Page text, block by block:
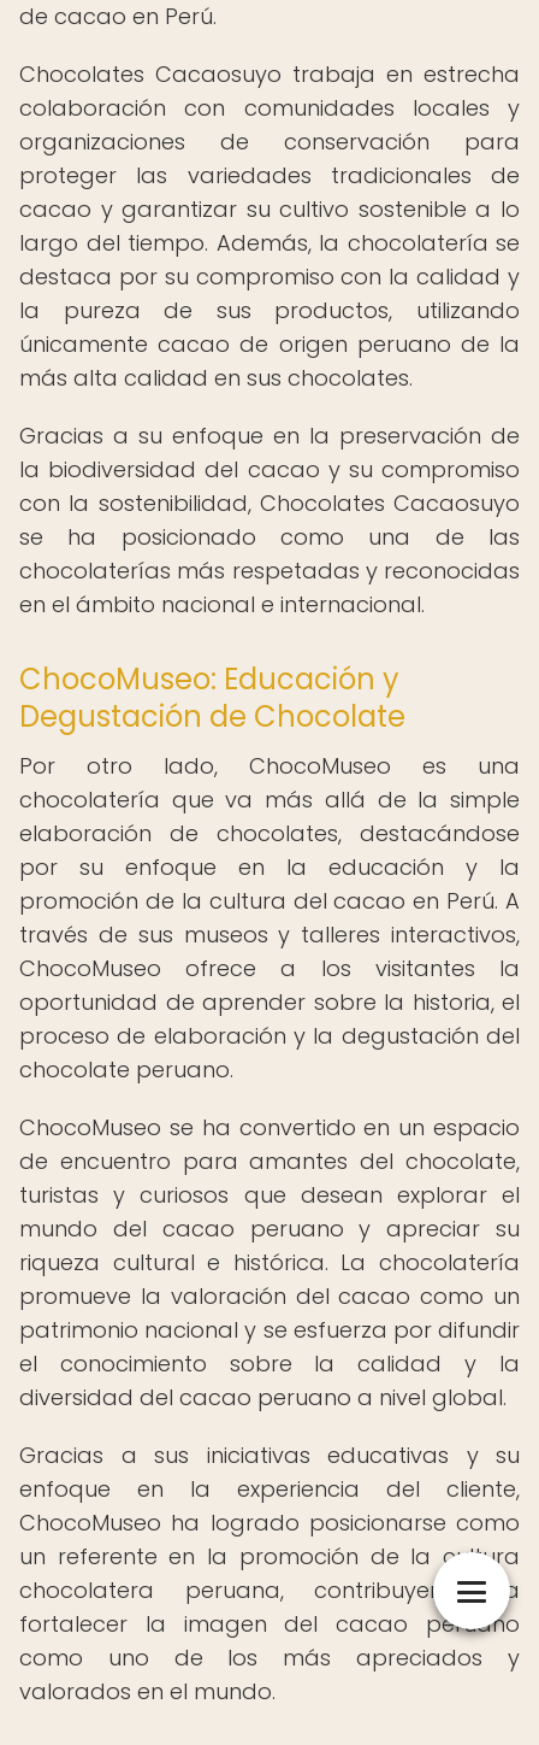
de cacao en Perú.
Chocolates Cacaosuyo trabaja en estrecha
colaboración con comunidades locales y
organizaciones de conservación para
proteger las variedades tradicionales de
cacao y garantizar su cultivo sostenible a lo
largo del tiempo. Además, la chocolatería se
destaca por su compromiso con la calidad y
la pureza de sus productos, utilizando
únicamente cacao de origen peruano de la
más alta calidad en sus chocolates.
Gracias a su enfoque en la preservación de
la biodiversidad del cacao y su compromiso
con la sostenibilidad, Chocolates Cacaosuyo
se ha posicionado como una de las
chocolaterías más respetadas y reconocidas
en el ámbito nacional e internacional.
ChocoMuseo: Educación y
Degustación de Chocolate
Por otro lado, ChocoMuseo es una
chocolatería que va más allá de la simple
elaboración de chocolates, destacándose
por su enfoque en la educación y la
promoción de la cultura del cacao en Perú. A
través de sus museos y talleres interactivos,
ChocoMuseo ofrece a los visitantes la
oportunidad de aprender sobre la historia, el
proceso de elaboración y la degustación del
chocolate peruano.
ChocoMuseo se ha convertido en un espacio
de encuentro para amantes del chocolate,
turistas y curiosos que desean explorar el
mundo del cacao peruano y apreciar su
riqueza cultural e histórica. La chocolatería
promueve la valoración del cacao como un
patrimonio nacional y se esfuerza por difundir
el conocimiento sobre la calidad y la
diversidad del cacao peruano a nivel global.
Gracias a sus iniciativas educativas y su
enfoque en la experiencia del cliente,
ChocoMuseo ha logrado posicionarse como
un referente en la promoción de la cultura
chocolatera peruana, contribuyendo a
fortalecer la imagen del cacao peruano
como uno de los más apreciados y
valorados en el mundo.